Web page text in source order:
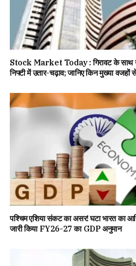
Stock Market Today : गिरावट के साथ
निफ्टी में उतार-चढ़ाव; जानिए किन मुख्या
पश्चिम एशिया संकट का असर! घटा भारत का
जारी किया FY26-27 का GDP अनुमान